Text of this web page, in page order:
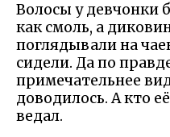
Волосы у девчонки
как смоль, а
поглядывали на
сидели. Да по
примечательнее
доводилось. А кто
ведал.